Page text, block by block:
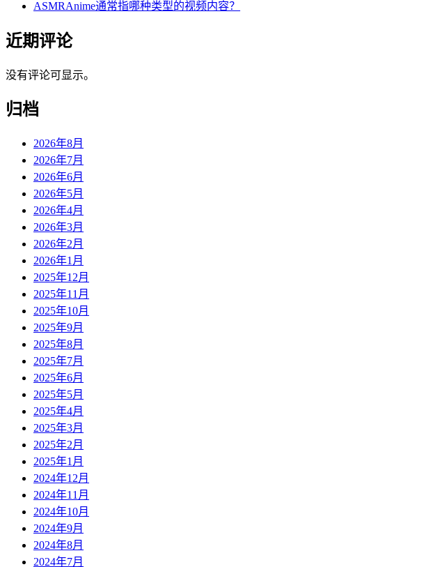
ASMRAnime通常指哪种类型的视频内容？
近期评论
没有评论可显示。
归档
2026年8月
2026年7月
2026年6月
2026年5月
2026年4月
2026年3月
2026年2月
2026年1月
2025年12月
2025年11月
2025年10月
2025年9月
2025年8月
2025年7月
2025年6月
2025年5月
2025年4月
2025年3月
2025年2月
2025年1月
2024年12月
2024年11月
2024年10月
2024年9月
2024年8月
2024年7月